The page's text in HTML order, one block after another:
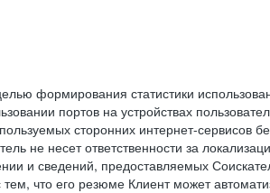
формирования статистики
портов на устройствах
сторонних интернет-
не несет ответственности за
и сведений, предоставляемых
что его резюме Клиент может